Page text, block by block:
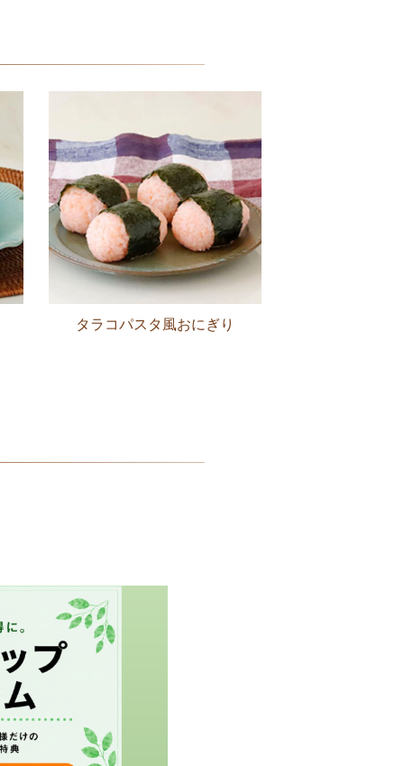
タラコパスタ風おにぎり